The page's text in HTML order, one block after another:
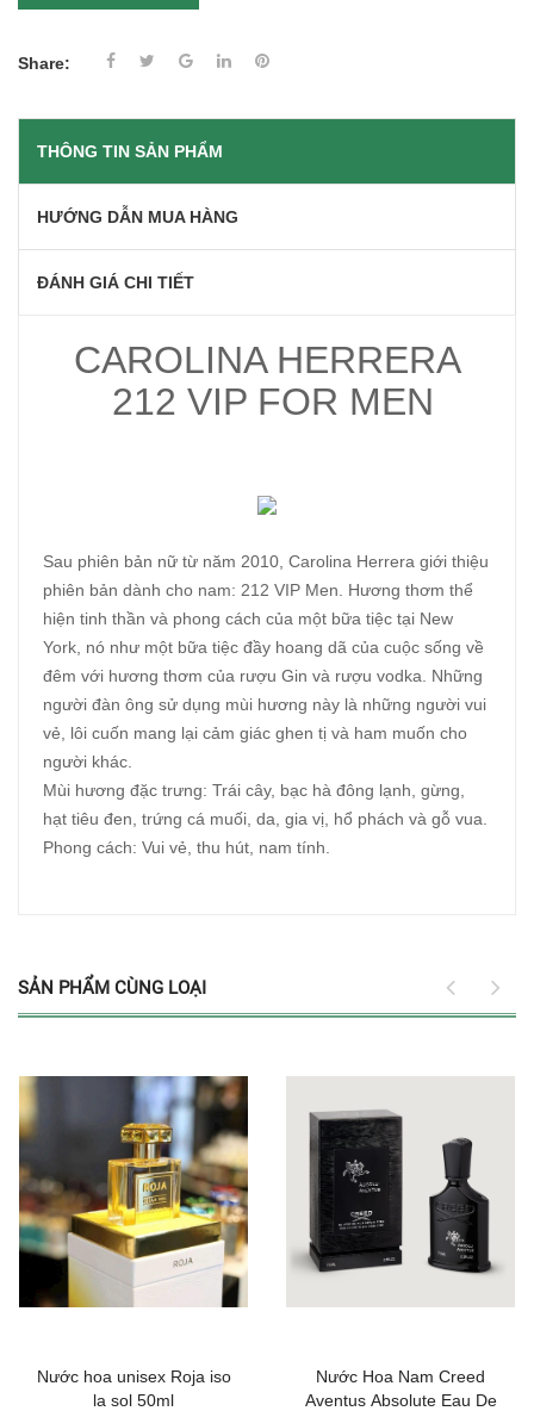
Share:
THÔNG TIN SẢN PHẨM
HƯỚNG DẪN MUA HÀNG
ĐÁNH GIÁ CHI TIẾT
CAROLINA HERRERA
212 VIP FOR MEN
Sau phiên bản nữ từ năm 2010, Carolina Herrera giới thiệu
phiên bản dành cho nam: 212 VIP Men. Hương thơm thể
hiện tinh thần và phong cách của một bữa tiệc tại New
York, nó như một bữa tiệc đầy hoang dã của cuộc sống về
đêm với hương thơm của rượu Gin và rượu vodka. Những
người đàn ông sử dụng mùi hương này là những người vui
vẻ, lôi cuốn mang lại cảm giác ghen tị và ham muốn cho
người khác.
Mùi hương đặc trưng: Trái cây, bạc hà đông lạnh, gừng,
hạt tiêu đen, trứng cá muối, da, gia vị, hổ phách và gỗ vua.
Phong cách: Vui vẻ, thu hút, nam tính.
SẢN PHẨM CÙNG LOẠI
Nước hoa unisex Roja iso
la sol 50ml
Nước Hoa Nam Creed
Aventus Absolute Eau De